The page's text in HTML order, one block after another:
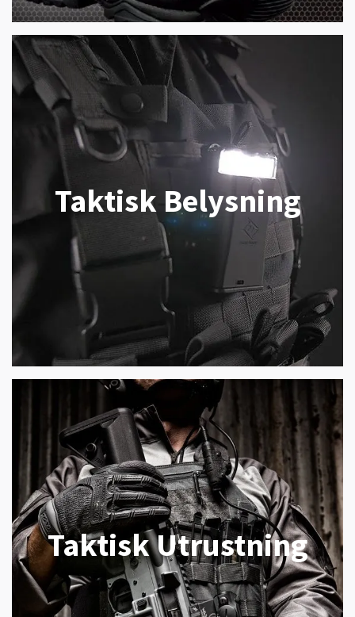
Taktisk Belysning
Taktisk Utrustning